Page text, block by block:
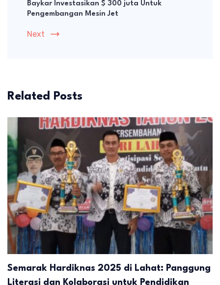
Baykar Investasikan $ 300 juta Untuk
Pengembangan Mesin Jet
Next
Related Posts
Semarak Hardiknas 2025 di Lahat: Panggung
Literasi dan Kolaborasi untuk Pendidikan